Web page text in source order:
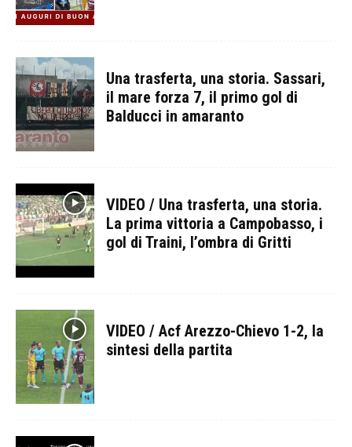
Una trasferta, una storia. Sassari,
il mare forza 7, il primo gol di
Balducci in amaranto
VIDEO / Una trasferta, una storia.
La prima vittoria a Campobasso, i
gol di Traini, l’ombra di Gritti
VIDEO / Acf Arezzo-Chievo 1-2, la
sintesi della partita